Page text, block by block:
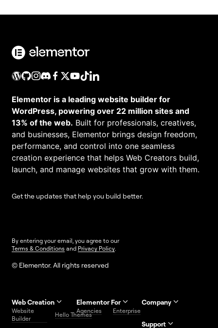
Elementor is a leading website builder for
WordPress, powering over 22 million sites and
13% of the web. Built for professionals, creatives,
and businesses, Elementor brings design freedom,
performance, and control into one seamless
creation experience that helps Web Creators build,
launch, and manage websites that grow with them.
Get the updates that help you build better.
By entering your email, you agree to our
Terms & Conditions and Privacy Policy
© Elementor. All rights reserved
Web Creation
Website
Builder
Hello Themes
Elementor For
Agencies Enterprise
Company
Support